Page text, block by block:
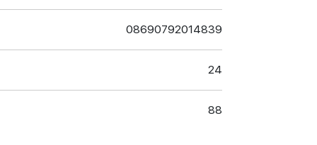
08690792014839
24
88